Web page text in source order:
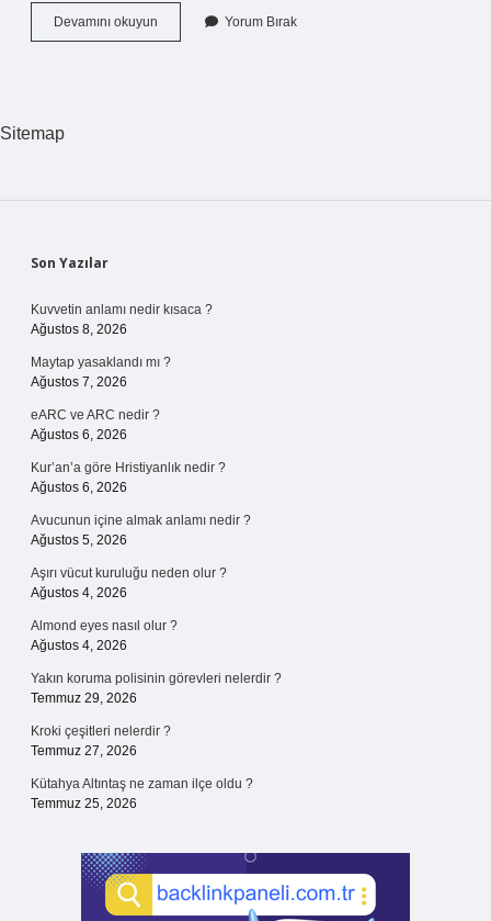
Devamını okuyun Kavaklıdere
Şarap
Yorum Bırak
Sitemap
Sidebar
Son Yazılar
Kuvvetin anlamı nedir kısaca ?
Ağustos 8, 2026
Maytap yasaklandı mı ?
Ağustos 7, 2026
eARC ve ARC nedir ?
Ağustos 6, 2026
Kur’an’a göre Hristiyanlık nedir ?
Ağustos 6, 2026
Avucunun içine almak anlamı nedir ?
Ağustos 5, 2026
Aşırı vücut kuruluğu neden olur ?
Ağustos 4, 2026
Almond eyes nasıl olur ?
Ağustos 4, 2026
Yakın koruma polisinin görevleri nelerdir ?
Temmuz 29, 2026
Kroki çeşitleri nelerdir ?
Temmuz 27, 2026
Kütahya Altıntaş ne zaman ilçe oldu ?
Temmuz 25, 2026